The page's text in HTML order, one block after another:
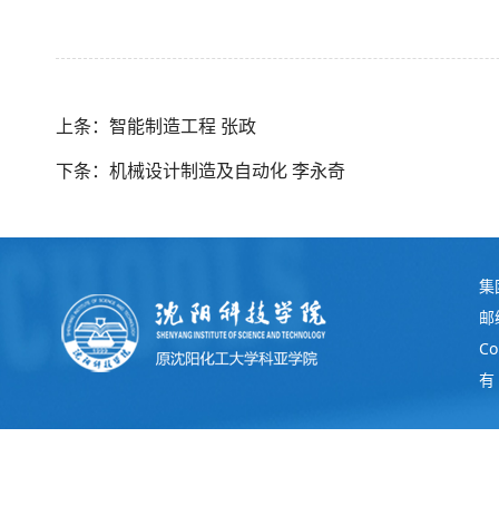
上条：智能制造工程 张政
下条：机械设计制造及自动化 李永奇
集